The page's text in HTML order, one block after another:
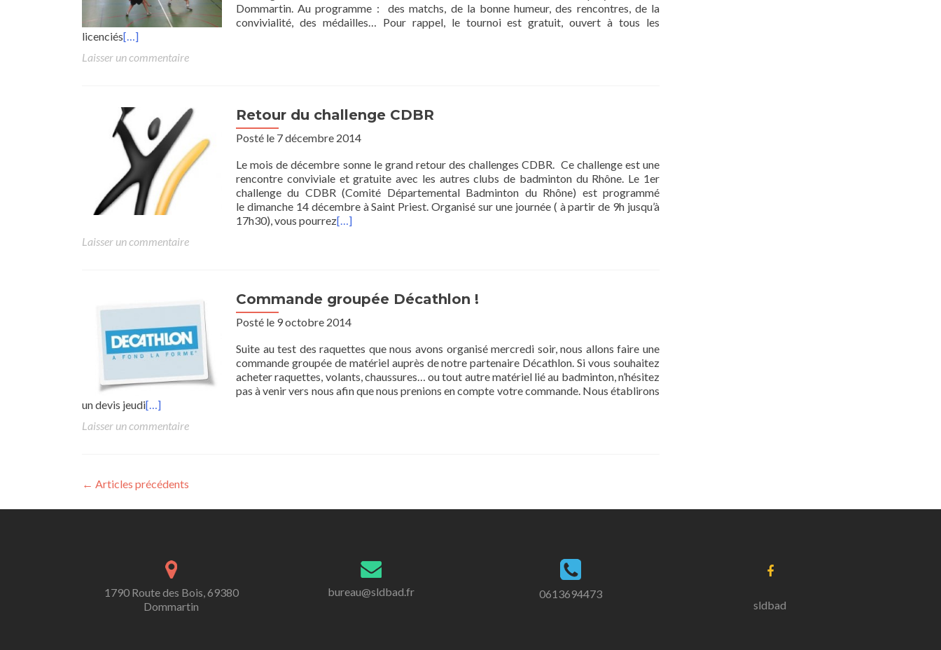
Dommartin. Au programme : des matchs, de la bonne humeur, des rencontres, de la
convivialité, des médailles… Pour rappel, le tournoi est gratuit, ouvert à tous les
licenciés[…]
Laisser un commentaire
Retour du challenge CDBR
Posté le 7 décembre 2014
Le mois de décembre sonne le grand retour des challenges CDBR. Ce challenge est une
rencontre conviviale et gratuite avec les autres clubs de badminton du Rhône. Le 1er
challenge du CDBR (Comité Départemental Badminton du Rhône) est programmé
le dimanche 14 décembre à Saint Priest. Organisé sur une journée ( à partir de 9h jusqu’à
17h30), vous pourrez[…]
Laisser un commentaire
Commande groupée Décathlon !
Posté le 9 octobre 2014
Suite au test des raquettes que nous avons organisé mercredi soir, nous allons faire une
commande groupée de matériel auprès de notre partenaire Décathlon. Si vous souhaitez
acheter raquettes, volants, chaussures… ou tout autre matériel lié au badminton, n’hésitez
pas à venir vers nous afin que nous prenions en compte votre commande. Nous établirons
un devis jeudi[…]
Laisser un commentaire
Posts
navigation
← Articles précédents
1790 Route des Bois, 69380
Dommartin
bureau@sldbad.fr
0613694473
sldbad